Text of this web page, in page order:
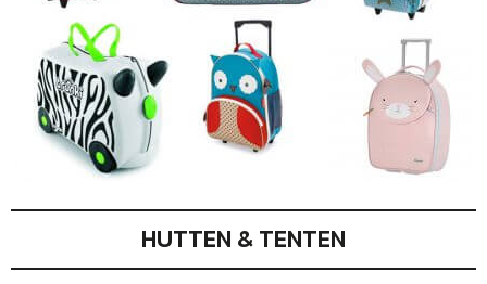
HUTTEN & TENTEN